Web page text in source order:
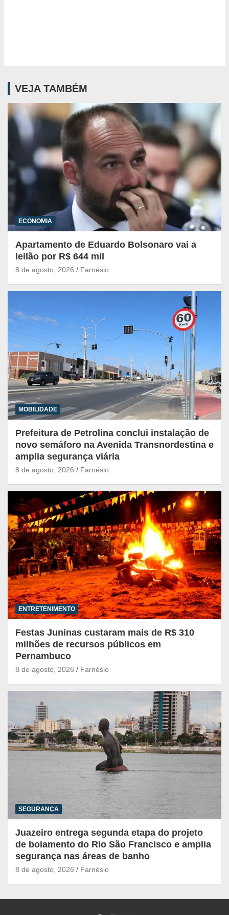
VEJA TAMBÉM
ECONOMIA
Apartamento de Eduardo Bolsonaro vai a
leilão por R$ 644 mil
8 de agosto, 2026 Farnésio
MOBILIDADE
Prefeitura de Petrolina conclui instalação de
novo semáforo na Avenida Transnordestina e
amplia segurança viária
8 de agosto, 2026 Farnésio
ENTRETENIMENTO
Festas Juninas custaram mais de R$ 310
milhões de recursos públicos em
Pernambuco
8 de agosto, 2026 Farnésio
SEGURANÇA
Juazeiro entrega segunda etapa do projeto
de boiamento do Rio São Francisco e amplia
segurança nas áreas de banho
8 de agosto, 2026 Farnésio